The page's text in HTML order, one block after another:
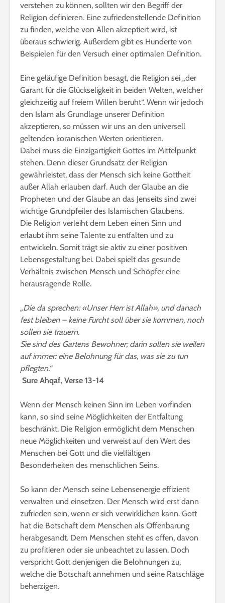
verstehen zu können, sollten wir den Begriff der
Religion definieren. Eine zufriedenstellende Definition
zu finden, welche von Allen akzeptiert wird, ist
überaus schwierig. Außerdem gibt es Hunderte von
Beispielen für den Versuch einer optimalen Definition.
Eine geläufige Definition besagt, die Religion sei „der
Garant für die Glückseligkeit in beiden Welten, welcher
gleichzeitig auf freiem Willen beruht“. Wenn wir jedoch
den Islam als Grundlage unserer Definition
akzeptieren, so müssen wir uns an den universell
geltenden koranischen Werten orientieren.
Dabei muss die Einzigartigkeit Gottes im Mittelpunkt
stehen. Denn dieser Grundsatz der Religion
gewährleistet, dass der Mensch sich keine Gottheit
außer Allah erlauben darf. Auch der Glaube an die
Propheten und der Glaube an das Jenseits sind zwei
wichtige Grundpfeiler des Islamischen Glaubens.
Die Religion verleiht dem Leben einen Sinn und
erlaubt ihm seine Talente zu entfalten und zu
entwickeln. Somit trägt sie aktiv zu einer positiven
Lebensgestaltung bei. Dabei spielt das gesunde
Verhältnis zwischen Mensch und Schöpfer eine
herausragende Rolle.
„Die da sprechen: «Unser Herr ist Allah», und danach
fest bleiben – keine Furcht soll über sie kommen, noch
sollen sie trauern.
Sie sind des Gartens Bewohner; darin sollen sie weilen
auf immer: eine Belohnung für das, was sie zu tun
pflegten.“
Sure Ahqaf, Verse 13-14
Wenn der Mensch keinen Sinn im Leben vorfinden
kann, so sind seine Möglichkeiten der Entfaltung
beschränkt. Die Religion ermöglicht dem Menschen
neue Möglichkeiten und verweist auf den Wert des
Menschen bei Gott und die vielfältigen
Besonderheiten des menschlichen Seins.
So kann der Mensch seine Lebensenergie effizient
verwalten und einsetzen. Der Mensch wird erst dann
zufrieden sein, wenn er sich verwirklichen kann. Gott
hat die Botschaft dem Menschen als Offenbarung
herabgesandt. Dem Menschen steht es offen, davon
zu profitieren oder sie unbeachtet zu lassen. Doch
verspricht Gott denjenigen die Belohnungen zu,
welche die Botschaft annehmen und seine Ratschläge
beherzigen.